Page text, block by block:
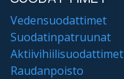
Vedensuodattimet
Suodatinpatruunat
Aktiivihiilisuodattimet
Raudanpoisto